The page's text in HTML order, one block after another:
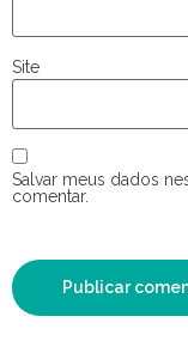
Site
Salvar meus dados
comentar.